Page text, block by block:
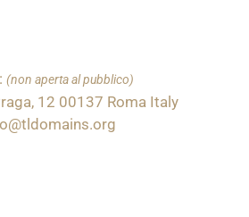
(non aperta al pubblico)
12 00137 Roma Italy